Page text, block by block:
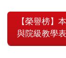
【榮譽榜】
與院級教學